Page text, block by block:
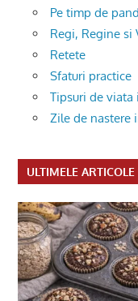
Pe timp de
Regi, Regine si
Retete
Sfaturi practice
Tipsuri de viata
Zile de nastere
ULTIMELE ARTICOLE